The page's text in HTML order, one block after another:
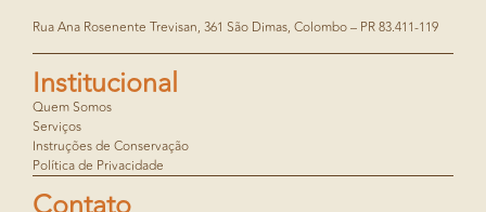
Rua Ana Rosenente Trevisan, 361 São Dimas, Colombo – PR 83.411-119
Institucional
Quem Somos
Serviços
Instruções de Conservação
Política de Privacidade